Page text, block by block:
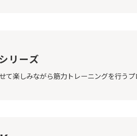
シリーズ
て楽しみながら筋力トレーニングを行うプ